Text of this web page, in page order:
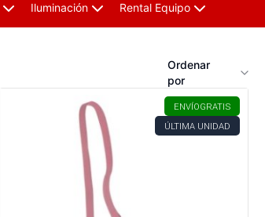
Iluminación Rental Equipo
Ordenar
por
ENVÍOGRATIS
ÚLTIMA UNIDAD